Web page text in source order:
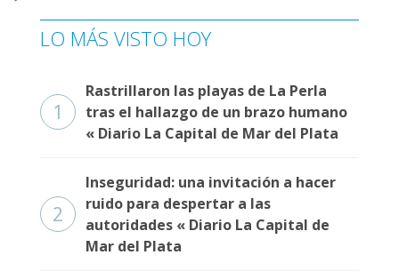
LO MÁS VISTO HOY
1
Rastrillaron las playas de La Perla
tras el hallazgo de un brazo humano
« Diario La Capital de Mar del Plata
2
Inseguridad: una invitación a hacer
ruido para despertar a las
autoridades « Diario La Capital de
Mar del Plata